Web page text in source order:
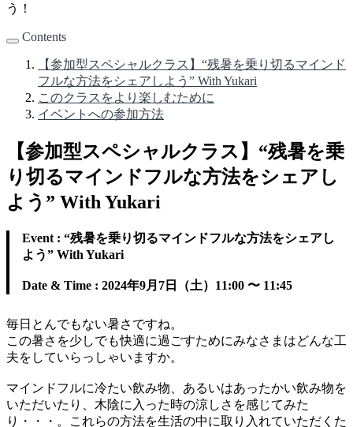
う！
Contents
【参加型スペシャルクラス】“残暑を乗り切るマインド
フルな方法をシェアしよう” With Yukari
このクラスをより楽しむために
イベントへの参加方法
【参加型スペシャルクラス】“残暑を乗
り切るマインドフルな方法をシェアし
よう” With Yukari
Event : “残暑を乗り切るマインドフルな方法をシェアし
よう” With Yukari
Date & Time : 2024年9月7日（土）11:00 〜 11:45
毎日とんでもない暑さですね。
この暑さを少しでも快適に過ごすためにみなさまはどんな工
夫をしていらっしゃいますか。
マインドフルに冷たい飲み物、あるいはあったかい飲み物を
いただいたり、木陰に入った時の涼しさを感じてみた
り・・・。これらの方法を生活の中に取り入れていただくた